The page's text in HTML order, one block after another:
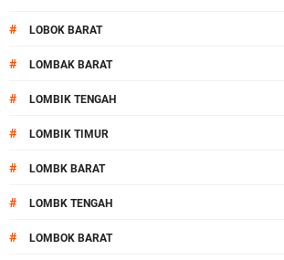
# LOBOK BARAT
# LOMBAK BARAT
# LOMBIK TENGAH
# LOMBIK TIMUR
# LOMBK BARAT
# LOMBK TENGAH
# LOMBOK BARAT